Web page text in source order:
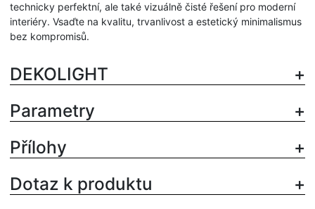
technicky perfektní, ale také vizuálně čisté řešení pro moderní
interiéry. Vsaďte na kvalitu, trvanlivost a estetický minimalismus
bez kompromisů.
DEKOLIGHT
Parametry
Přílohy
Dotaz k produktu